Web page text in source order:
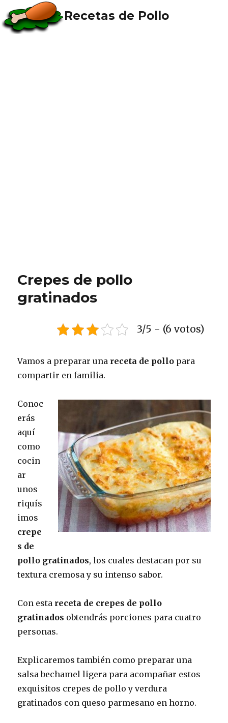
Recetas de Pollo
Crepes de pollo
gratinados
3/5 - (6 votos)
Vamos a preparar una receta de pollo para
compartir en familia.
Conoc
erás
aquí
como
cocin
ar
unos
riquís
imos
crepe
s de
pollo gratinados, los cuales destacan por su
textura cremosa y su intenso sabor.
Con esta receta de crepes de pollo
gratinados obtendrás porciones para cuatro
personas.
Explicaremos también como preparar una
salsa bechamel ligera para acompañar estos
exquisitos crepes de pollo y verdura
gratinados con queso parmesano en horno.